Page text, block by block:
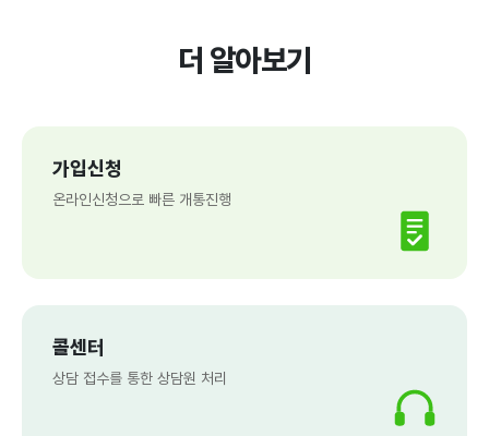
더 알아보기
가입신청
온라인신청으로 빠른 개통진행
콜센터
상담 접수를 통한 상담원 처리